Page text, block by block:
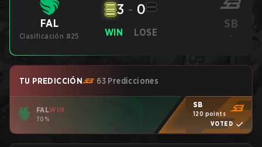
FAL
Clasificación #25 WIN
3 - 0
LOSE
SB
-
TU PREDICCIÓN 63 Predicciones
FALWIN
70%
SB
120 points
VOTED